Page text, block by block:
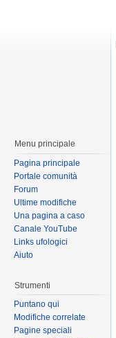
Menu principale
Pagina principale
Portale comunità
Forum
Ultime modifiche
Una pagina a caso
Canale YouTube
Links ufologici
Aiuto
Strumenti
Puntano qui
Modifiche correlate
Pagine speciali